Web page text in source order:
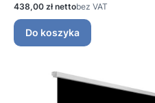
Cena
438,00 zł bez VAT
Do koszyka